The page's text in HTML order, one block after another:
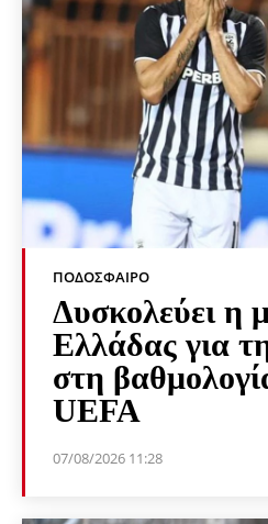
ΠΟΔΌΣΦΑΙΡΟ
Δυσκολεύει η
Ελλάδας για
στη
UEFA
07/08/2026 11:28